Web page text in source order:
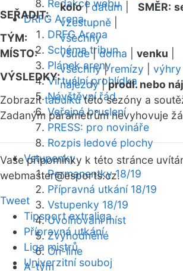
Redakce webu
DRFG Arena
DRFG Arena
Schéma tribun
Plánek areny
Virtuální prohlídka
Návštěvní řád
Veřejné bruslení
PRESS: pro novináře
Rozpis ledové plochy
Vstupenky
Permanentky 18/19
Přípravná utkání 18/19
Vstupenky 18/19
Uvolňování míst
Zvýhodněné
On-line
A-tým
SEŘADIT:
kolo|datum SMĚR:
vzestupně
TÝM:
všechny
MÍSTO:
všude|doma venku
VÝSLEDKY:
všechny|remízy
nájezdy|prodl. nebo
Zobrazittabulkutéto sezóny a
Zadaným parametrům nevyhovuje
Vaše připomínky k této stránce
webmaster@esports.cz.
Tweet
Tipsport extraliga
Přípravná utkání
Liga mistrů
Univerzitní souboj